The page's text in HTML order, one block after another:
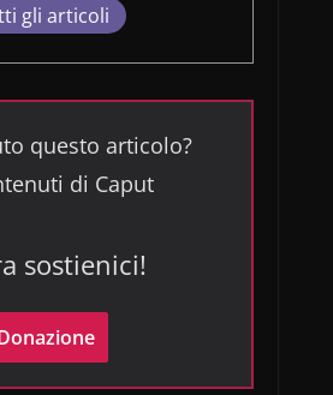
gli articoli
questo articolo?
di Caput
sostienici!